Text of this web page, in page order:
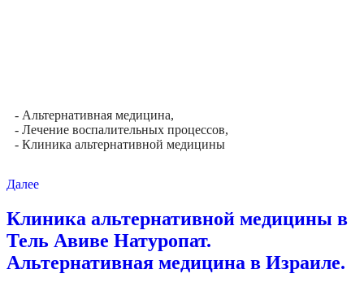
- Альтернативная медицина,
- Лечение воспалительных процессов,
- Клиника альтернативной медицины
Далее
Клиника альтернативной медицины в
Тель Авиве Натуропат.
Альтернативная медицина в Израиле.